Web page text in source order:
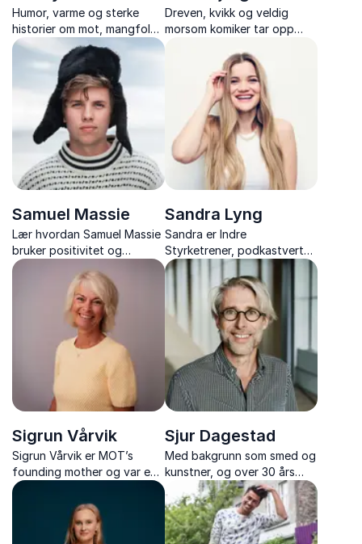
Humor, varme og sterke
historier om mot, mangfold
og tro på menneskets
muligheter. Om ulikheter som
styrke, og hvordan vi alle
kan bli bedre lagspillere.
Dreven, kvikk og veldig
morsom komiker tar opp
hvordan vi snakker til
hverandre i foredraget
«Kritikk er GULL».
Samuel Massie
Lær hvordan Samuel Massie
bruker positivitet og
utholdenhet til å forvandle
livets nedturer til triumfer,
et foredrag om mental helse
som vil motivere og inspirere
Sandra Lyng
Sandra er Indre
Styrketrener, podkastvert
og en influencer som bruker
plattformene sine til å spre
mer kunnskap innenfor
psykisk helse. Lyng er også
forfatter, låtskriver og
artist.
Sigrun Vårvik
Sigrun Vårvik er MOT’s
founding mother og var en
nøkkelperson i MOT helt fra
starten i 1994. Hun er en
glødende og inspirerende
foredragsholder med lang
Sjur Dagestad
Med bakgrunn som smed og
kunstner, og over 30 års
erfaring, er dette en
annerledes formidler av
innovasjon.